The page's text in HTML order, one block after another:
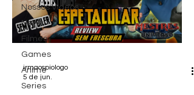
Nossos Vídeos
News
Filmes
Games
Anime
Series
irmaospiologo
5 de jun.